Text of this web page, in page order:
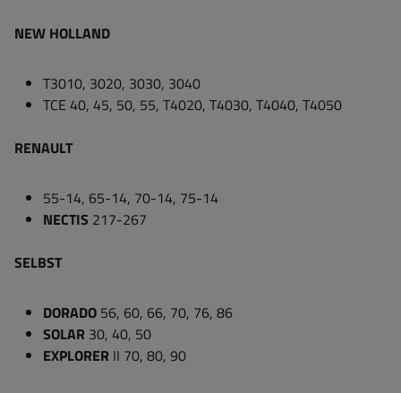
NEW HOLLAND
T3010, 3020, 3030, 3040
TCE 40, 45, 50, 55, T4020, T4030, T4040, T4050
RENAULT
55-14, 65-14, 70-14, 75-14
NECTIS 217-267
SELBST
DORADO 56, 60, 66, 70, 76, 86
SOLAR 30, 40, 50
EXPLORER II 70, 80, 90